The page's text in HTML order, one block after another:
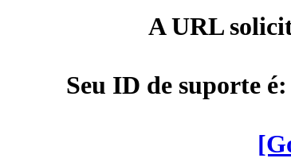
A URL
Seu ID de suporte